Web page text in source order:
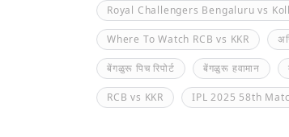
Royal Challengers Bengaluru vs
Where To Watch RCB vs KKR
बेंगळुरू पिच रिपोर्ट बेंगळुरू हवामान
RCB vs KKR IPL 2025 58th